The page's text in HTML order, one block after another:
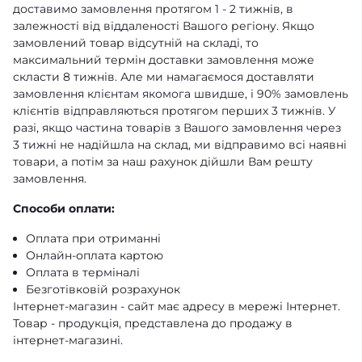
доставимо замовлення протягом 1 - 2 тижнів, в
залежності від віддаленості Вашого регіону. Якщо
замовлений товар відсутній на складі, то
максимальний термін доставки замовлення може
скласти 8 тижнів. Але ми намагаємося доставляти
замовлення клієнтам якомога швидше, і 90% замовлень
клієнтів відправляються протягом перших 3 тижнів. У
разі, якщо частина товарів з Вашого замовлення через
3 тижні не надійшла на склад, ми відправимо всі наявні
товари, а потім за наш рахунок дійшли Вам решту
замовлення.
Способи оплати:
Оплата при отриманні
Онлайн-оплата картою
Оплата в терміналі
Безготівковій розрахунок
Інтернет-магазин - сайт має адресу в мережі Інтернет.
Товар - продукція, представлена ​​до продажу в
інтернет-магазині.